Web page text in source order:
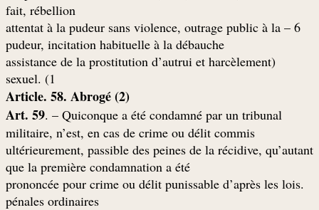
fait, rébellion
6 – attentat à la pudeur sans violence, outrage public à la
pudeur, incitation habituelle à la débauche
(assistance de la prostitution d’autrui et harcèlement
sexuel. (1
(Article. 58. Abrogé (2
Art. 59. – Quiconque a été condamné par un tribunal
militaire, n’est, en cas de crime ou délit commis
ultérieurement, passible des peines de la récidive, qu’autant
que la première condamnation a été
.prononcée pour crime ou délit punissable d’après les lois
pénales ordinaires